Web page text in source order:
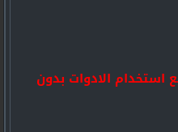
الادوات بدون